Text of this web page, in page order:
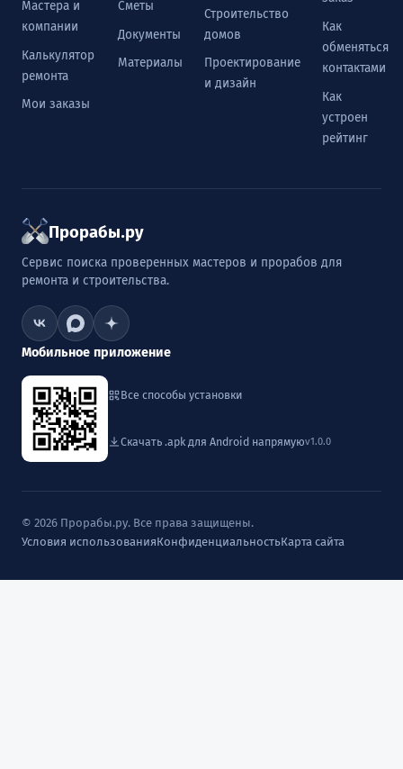
Мастера и
компании
Калькулятор
ремонта
Мои заказы
Сметы
Документы
Материалы
Строительство
домов
Проектирование
и дизайн
Как
обменяться
контактами
Как
устроен
рейтинг
Прорабы.ру
Сервис поиска проверенных мастеров и прорабов для
ремонта и строительства.
Мобильное приложение
Все способы установки
Скачать .apk для Android напрямуюv1.0.0
© 2026 Прорабы.ру. Все права защищены.
Условия использованияКонфиденциальностьКарта сайта